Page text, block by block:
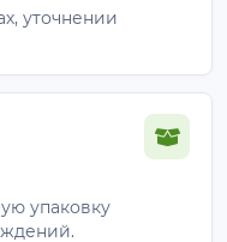
уточнении
упаковку